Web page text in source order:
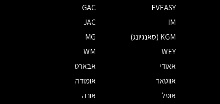
EVEASY
GAC
IM
JAC
KGM (סאנגיונג)
MG
WEY
WM
אאודי
אבארט
אווטאר
אומודה
אופל
אורה